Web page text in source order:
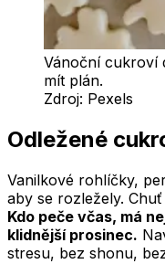
Vánoční cukroví
mít plán.
Zdroj: Pexels
Odležené
Vanilkové rohlíčky,
aby se rozležely.
Kdo peče včas, má
klidnější prosinec.
stresu, bez shonu,